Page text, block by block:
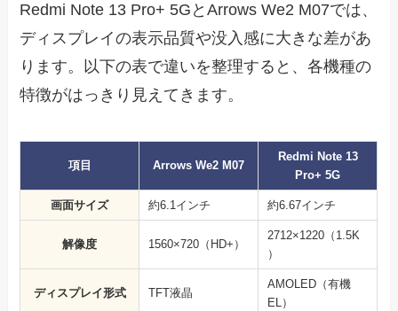
Redmi Note 13 Pro+ 5GとArrows We2 M07では、
ディスプレイの表示品質や没入感に大きな差があ
ります。以下の表で違いを整理すると、各機種の
特徴がはっきり見えてきます。
項目 Arrows We2 M07
Redmi Note 13
Pro+ 5G
画面サイズ 約6.1インチ 約6.67インチ
解像度 1560×720（HD+）
2712×1220（1.5K
）
ディスプレイ形式 TFT液晶
AMOLED（有機
EL）